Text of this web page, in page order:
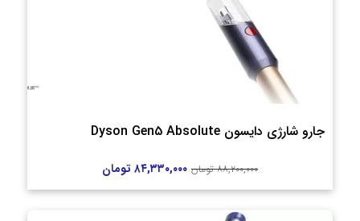
جارو شارژی دایسون Dyson Gen5 Absolute
۸۸,۲۰۰,۰۰۰ تومان ۸۴,۳۳۰,۰۰۰ تومان